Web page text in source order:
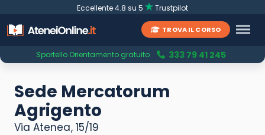
Eccellente 4.8 su 5 Trustpilot
TROVA IL CORSO
Sportello Orientamento gratuito 333 79 41 245
Sede Mercatorum
Agrigento
Via Atenea, 15/19